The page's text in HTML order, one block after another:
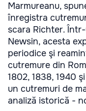
Marmureanu,
înregistra
scara Richter.
Newsin, acesta
periodice şi
cutremure din
1802, 1838, 1940
un cutremuri de
analiză istorică -